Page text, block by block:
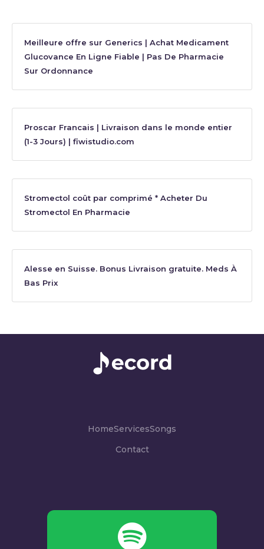
Meilleure offre sur Generics | Achat Medicament
Glucovance En Ligne Fiable | Pas De Pharmacie
Sur Ordonnance
Proscar Francais | Livraison dans le monde entier
(1-3 Jours) | fiwistudio.com
Stromectol coût par comprimé * Acheter Du
Stromectol En Pharmacie
Alesse en Suisse. Bonus Livraison gratuite. Meds À
Bas Prix
HomeServicesSongs
Contact